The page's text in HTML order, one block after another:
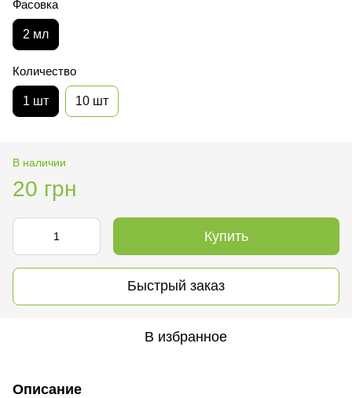
Фасовка
2 мл
Количество
1 шт 10 шт
В наличии
20 грн
Купить
Быстрый заказ
В избранное
Описание